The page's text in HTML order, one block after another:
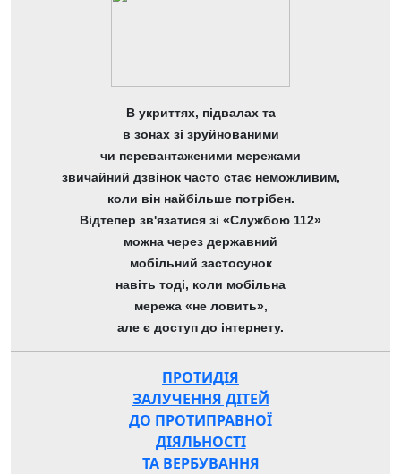
В укриттях, підвалах та
в зонах зі зруйнованими
чи перевантаженими мережами
звичайний дзвінок часто стає неможливим,
коли він найбільше потрібен.
Відтепер зв'язатися зі «Службою 112»
можна через державний
мобільний застосунок
навіть тоді, коли мобільна
мережа «не ловить»,
але є доступ до інтернету.
ПРОТИДІЯ
ЗАЛУЧЕННЯ ДІТЕЙ
ДО ПРОТИПРАВНОЇ
ДІЯЛЬНОСТІ
ТА ВЕРБУВАННЯ